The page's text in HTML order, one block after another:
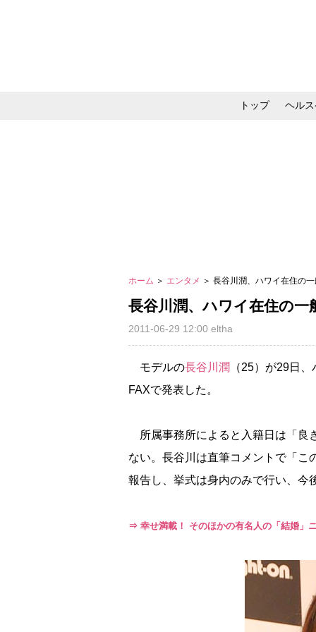
トップ ヘル
ホーム ＞ エンタメ ＞ 長谷川潤、ハワイ在住の
長谷川潤、ハワイ在住の一
2011-06-29 12:00 eltha
モデルの長谷川潤 （25）が29日
FAXで発表した。
所属事務所によると入籍日は「良
ない。長谷川は直筆コメントで「こ
報告し、挙式は身内のみで行い、今
⇒ 幸せ満載！ そのほかの有名人の「結婚」